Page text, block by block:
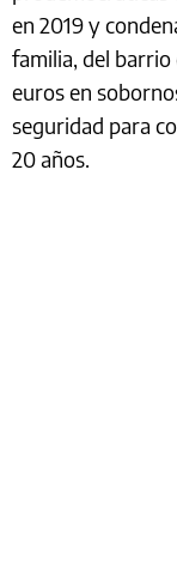
en 2019 y
familia, del barrio
euros en
seguridad para
20 años.